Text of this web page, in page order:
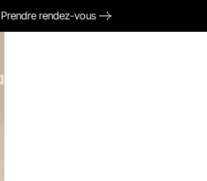
Prendre rendez-vous